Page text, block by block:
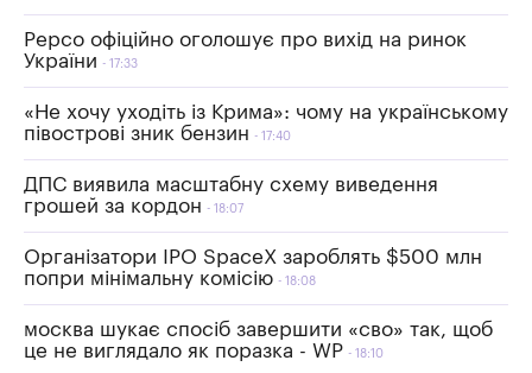
Pepco офіційно оголошує про вихід на ринок
України
17:33
«Не хочу уходіть із Крима»: чому на українському
півострові зник бензин
17:40
ДПС виявила масштабну схему виведення
грошей за кордон
18:07
Організатори IPO SpaceX зароблять $500 млн
попри мінімальну комісію
18:08
москва шукає спосіб завершити «сво» так, щоб
це не виглядало як поразка - WP
18:10